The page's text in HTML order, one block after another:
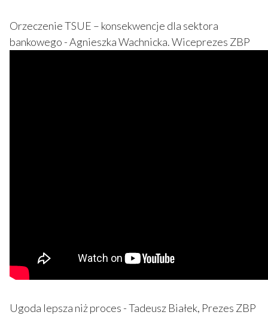
Orzeczenie TSUE – konsekwencje dla sektora
bankowego - Agnieszka Wachnicka. Wiceprezes ZBP
Ugoda lepsza niż proces - Tadeusz Białek, Prezes ZBP